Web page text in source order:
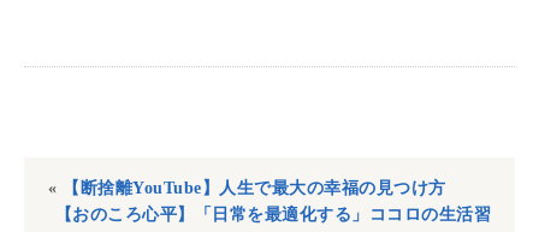
«
【断捨離YouTube】人生で最大の幸福の見つけ方
【おのころ心平】「日常を最適化する」ココロの生活習